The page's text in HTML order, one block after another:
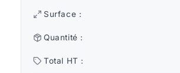
Surface :
Quantité :
Total HT :